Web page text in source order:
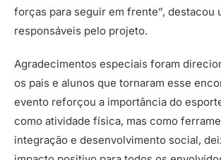
forças para seguir em frente”, destacou
responsáveis pelo projeto.
Agradecimentos especiais foram
os pais e alunos que tornaram esse
evento reforçou a importância do
como atividade física, mas como
integração e desenvolvimento social,